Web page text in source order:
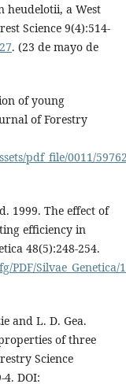
heudelotii, a West
Science 9(4):514-
. (23 de mayo de
of young
of Forestry
pdf_file/0011/
1999. The effect of
efficiency in
48(5):248-254.
Silvae_Genetica/
and L. D. Gea.
of three
Science
4. DOI: